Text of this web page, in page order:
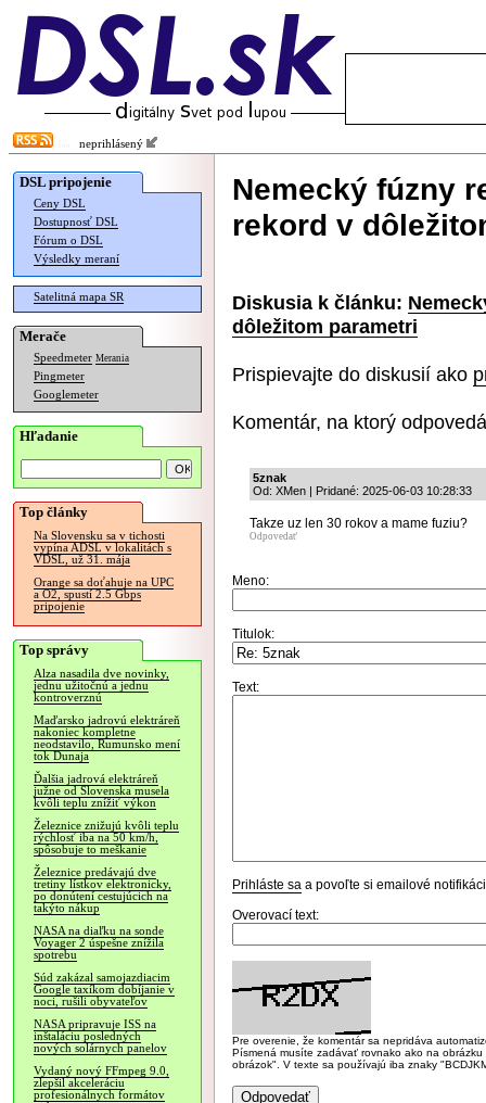
neprihlásený
DSL pripojenie
Ceny DSL
Dostupnosť DSL
Fórum o DSL
Výsledky meraní
Satelitná mapa SR
Merače
Speedmeter Merania
Pingmeter
Googlemeter
Hľadanie
Top články
Na Slovensku sa v tichosti
vypína ADSL v lokalitách s
VDSL, už 31. mája
Orange sa doťahuje na UPC
a O2, spustí 2.5 Gbps
pripojenie
Top správy
Alza nasadila dve novinky,
jednu užitočnú a jednu
kontroverznú
Maďarsko jadrovú elektráreň
nakoniec kompletne
neodstavilo, Rumunsko mení
tok Dunaja
Ďalšia jadrová elektráreň
južne od Slovenska musela
kvôli teplu znížiť výkon
Železnice znižujú kvôli teplu
rýchlosť iba na 50 km/h,
spôsobuje to meškanie
Železnice predávajú dve
tretiny lístkov elektronicky,
po donútení cestujúcich na
takýto nákup
NASA na diaľku na sonde
Voyager 2 úspešne znížila
spotrebu
Súd zakázal samojazdiacim
Google taxíkom dobíjanie v
noci, rušili obyvateľov
NASA pripravuje ISS na
inštaláciu posledných
nových solárnych panelov
Vydaný nový FFmpeg 9.0,
zlepšil akceleráciu
profesionálnych formátov
Nemecký fúzny
rekord v
Diskusia k článku:
dôležitom parametri
Prispievajte do diskusií ako
Komentár, na ktorý
5znak
Od: XMen | Pridané: 2025-06-03 10:28:33
Takze uz len 30 rokov a mame fuziu?
Odpovedať
Meno:
Titulok:
Text:
Prihláste sa a povoľte si emailové
Overovací text:
Pre overenie, že komentár sa nepridáva
Písmená musíte zadávať rovnako ako na
obrázok". V texte sa používajú iba znaky